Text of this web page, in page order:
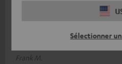
Sélectionner
Le rapport qualité-prix est
Frank M.